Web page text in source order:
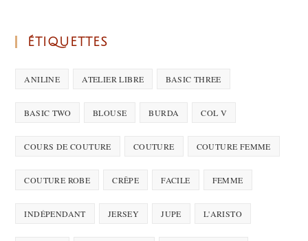
ÉTIQUETTES
ANILINE ATELIER LIBRE BASIC THREE
BASIC TWO BLOUSE BURDA COL V
COURS DE COUTURE COUTURE COUTURE FEMME
COUTURE ROBE CRÊPE FACILE FEMME
INDÉPENDANT JERSEY JUPE L'ARISTO